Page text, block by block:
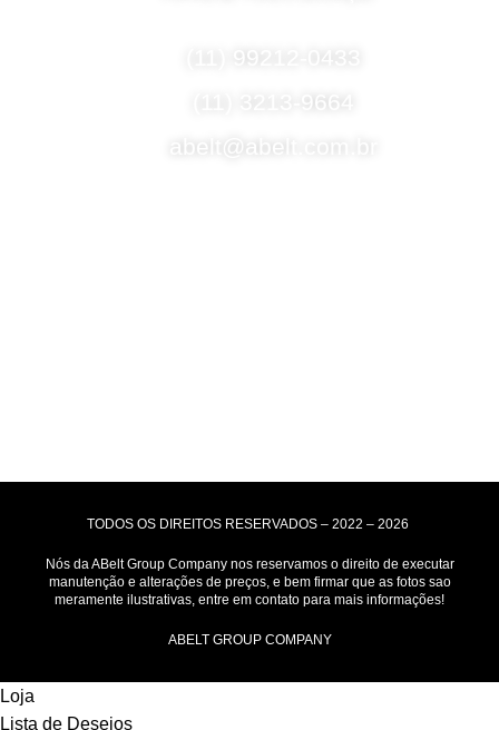
(11) 3213-9664
abelt@abelt.com.br
TODOS OS DIREITOS RESERVADOS – 2022 – 2026
Nós da ABelt Group Company nos reservamos o direito de executar
manutenção e alterações de preços, e bem firmar que as fotos sao
meramente ilustrativas, entre em contato para mais informações!
ABELT GROUP COMPANY
Loja
Lista de Desejos